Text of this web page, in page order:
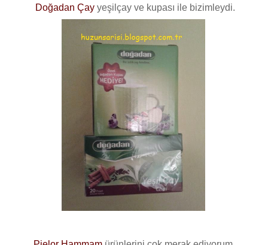
Doğadan Çay yeşilçay ve kupası ile bizimleydi.